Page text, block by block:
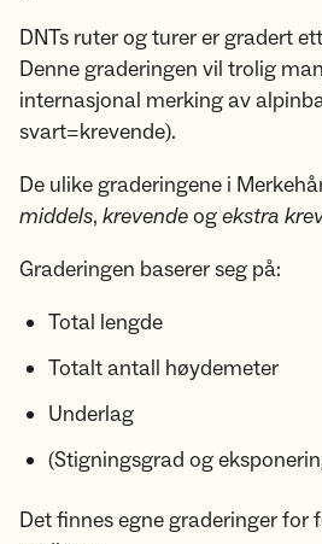
DNTs ruter og turer er gradert
Denne graderingen vil trolig
internasjonal merking av
svart=krevende).
De ulike graderingene i
middels, krevendeogekstra
Graderingen baserer seg på:
Total lengde
Totalt antall høydemeter
Underlag
(Stigningsgrad og
Det finnes egne graderinger for